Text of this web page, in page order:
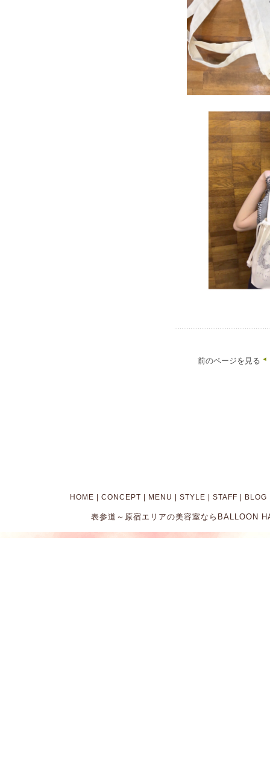
前のページを見る
HOME | CONCEPT | MENU | STYLE | STAFF | BLOG
表参道～原宿エリアの美容室なら